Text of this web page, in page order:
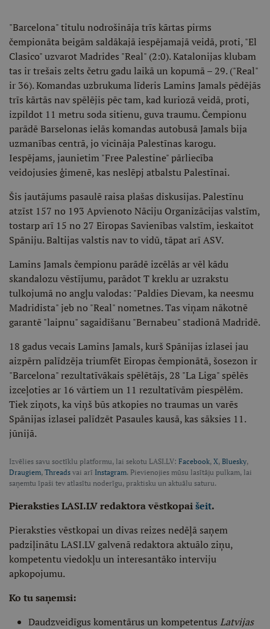
"Barcelona" titulu nodrošināja trīs kārtas pirms
čempionāta beigām saldākajā iespējamajā veidā, proti, "El
Clasico" uzvarot Madrides "Real" (2:0). Katalonijas klubam
tas ir trešais zelts četru gadu laikā un kopumā – 29. ("Real"
ir 36). Komandas uzbrukuma līderis Lamins Jamals pēdējās
trīs kārtās nav spēlējis pēc tam, kad kuriozā veidā, proti,
izpildot 11 metru soda sitienu, guva traumu. Čempionu
parādē Barselonas ielās komandas autobusā Jamals bija
uzmanības centrā, jo vicināja Palestīnas karogu.
Iespējams, jaunietim "Free Palestine" pārliecība
veidojusies ģimenē, kas neslēpj atbalstu Palestīnai.
Šis jautājums pasaulē raisa plašas diskusijas. Palestīnu
atzīst 157 no 193 Apvienoto Nāciju Organizācijas valstīm,
tostarp arī 15 no 27 Eiropas Savienības valstīm, ieskaitot
Spāniju. Baltijas valstis nav to vidū, tāpat arī ASV.
Lamins Jamals čempionu parādē izcēlās ar vēl kādu
skandalozu vēstījumu, parādot T kreklu ar uzrakstu
tulkojumā no angļu valodas: "Paldies Dievam, ka neesmu
Madridista" jeb no "Real" nometnes. Tas viņam nākotnē
garantē "laipnu" sagaidīšanu "Bernabeu" stadionā Madridē.
18 gadus vecais Lamins Jamals, kurš Spānijas izlasei jau
aizpērn palīdzēja triumfēt Eiropas čempionātā, šosezon ir
"Barcelona" rezultatīvākais spēlētājs, 28 "La Liga" spēlēs
izceļoties ar 16 vārtiem un 11 rezultatīvām piespēlēm.
Tiek ziņots, ka viņš būs atkopies no traumas un varēs
Spānijas izlasei palīdzēt Pasaules kausā, kas sāksies 11.
jūnijā.
Izvēlies savu soctīklu platformu, lai sekotu LASI.LV: Facebook, X, Bluesky,
Draugiem, Threads vai arī Instagram. Pievienojies mūsu lasītāju pulkam, lai
saņemtu īpaši tev atlasītu noderīgu, praktisku un aktuālu saturu.
Pieraksties LASI.LV redaktora vēstkopaišeit.
Pieraksties vēstkopai un divas reizes nedēļā saņem
padziļinātu LASI.LV galvenā redaktora aktuālo ziņu,
kompetentu viedokļu un interesantāko interviju
apkopojumu.
Ko tu saņemsi:
Daudzveidīgus komentārus un kompetentus Latvijas